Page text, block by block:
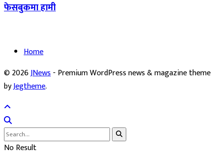
फेसबुकमा हामी
Home
© 2026JNews- Premium WordPress news & magazine theme
byJegtheme.
No Result